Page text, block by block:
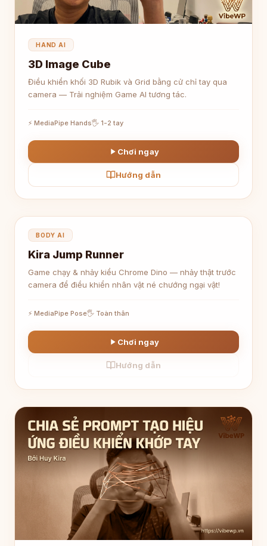
HAND AI
3D Image Cube
Điều khiển khối 3D Rubik và Grid bằng cử chỉ tay qua
camera — Trải nghiệm Game AI tương tác.
⚡ MediaPipe Hands🖐 1-2 tay
Chơi ngay
Hướng dẫn
🏃
BODY AI
Kira Jump Runner
Game chạy & nhảy kiểu Chrome Dino — nhảy thật trước
camera để điều khiển nhân vật né chướng ngại vật!
⚡ MediaPipe Pose🖐 Toàn thân
Chơi ngay
Hướng dẫn